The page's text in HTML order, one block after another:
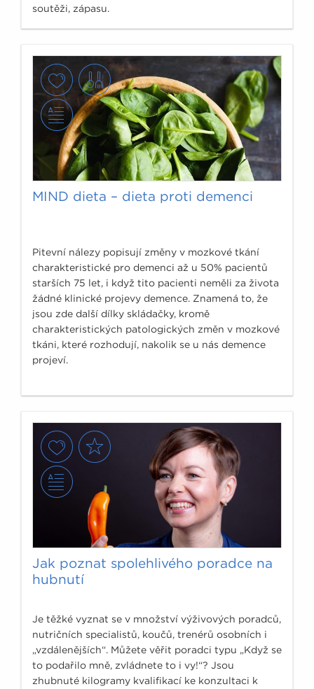
soutěži, zápasu.
MIND dieta – dieta proti demenci
Pitevní nálezy popisují změny v mozkové tkání
charakteristické pro demenci až u 50% pacientů
starších 75 let, i když tito pacienti neměli za života
žádné klinické projevy demence. Znamená to, že
jsou zde další dílky skládačky, kromě
charakteristických patologických změn v mozkové
tkáni, které rozhodují, nakolik se u nás demence
projeví.
Jak poznat spolehlivého poradce na
hubnutí
Je těžké vyznat se v množství výživových poradců,
nutričních specialistů, koučů, trenérů osobních i
„vzdálenějších“. Můžete věřit poradci typu „Když se
to podařilo mně, zvládnete to i vy!“? Jsou
zhubnuté kilogramy kvalifikací ke konzultaci k